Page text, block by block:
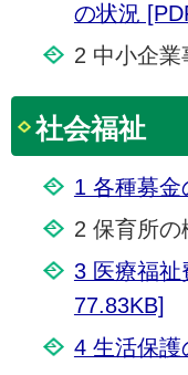
の状況
2 中小企
社会福祉
1 各種募金
2 保育所の
3 医療福祉
77.83KB]
4 生活保護